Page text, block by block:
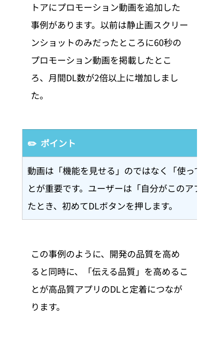
トアにプロモーション動画を追加した
事例があります。以前は静止画スクリー
ンショットのみだったところに60秒の
プロモーション動画を掲載したとこ
ろ、月間DL数が2倍以上に増加しまし
た。
✏️  ポイント
動画は「機能を見せる」のではなく「使ってい
とが重要です。ユーザーは「自分がこのアプリ
たとき、初めてDLボタンを押します。
この事例のように、開発の品質を高め
ると同時に、「伝える品質」を高めるこ
とが高品質アプリのDLと定着につなが
ります。